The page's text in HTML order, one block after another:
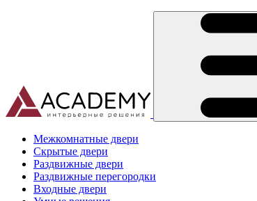
Межкомнатные двери
Скрытые двери
Раздвижные двери
Раздвижные перегородки
Входные двери